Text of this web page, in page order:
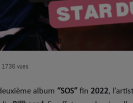
1736 vues
album “SOS” fin 2022,